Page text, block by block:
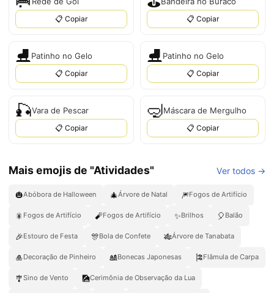
📋 Copiar 📋 Copiar
⛸️Patinho no Gelo
📋 Copiar
⛸Patinho no Gelo
📋 Copiar
🎣Vara de Pescar
📋 Copiar
🤿Máscara de Mergulho
📋 Copiar
Mais emojis de "Atividades" Ver todos →
🎃Abóbora de Halloween 🎄Árvore de Natal 🎆Fogos de Artifício
🎇 Fogos de Artifício 🧨Fogos de Artifício ✨Brilhos 🎈 Balão
🎉Estouro de Festa 🎊Bola de Confete 🎋Árvore de Tanabata
🎍Decoração de Pinheiro 🎎Bonecas Japonesas 🎏Flâmula de Carpa
🎐Sino de Vento 🎑Cerimônia de Observação da Lua